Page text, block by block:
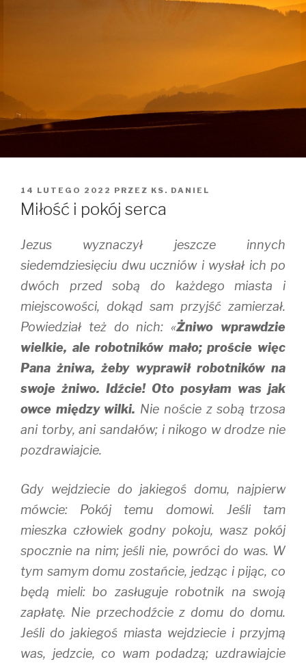
OPUBLIKOWANE
W
14 LUTEGO 2022 PRZEZ KS. DANIEL
Miłość i pokój serca
Jezus wyznaczył jeszcze innych
siedemdziesięciu dwu uczniów i wysłał ich po
dwóch przed sobą do każdego miasta i
miejscowości, dokąd sam przyjść zamierzał.
Powiedział też do nich: «Żniwo wprawdzie
wielkie, ale robotników mało; proście więc
Pana żniwa, żeby wyprawił robotników na
swoje żniwo. Idźcie! Oto posyłam was jak
owce między wilki. Nie noście z sobą trzosa
ani torby, ani sandałów; i nikogo w drodze nie
pozdrawiajcie.
Gdy wejdziecie do jakiegoś domu, najpierw
mówcie: Pokój temu domowi. Jeśli tam
mieszka człowiek godny pokoju, wasz pokój
spocznie na nim; jeśli nie, powróci do was. W
tym samym domu zostańcie, jedząc i pijąc, co
będą mieli: bo zasługuje robotnik na swoją
zapłatę. Nie przechodźcie z domu do domu.
Jeśli do jakiegoś miasta wejdziecie i przyjmą
was, jedzcie, co wam podadzą; uzdrawiajcie